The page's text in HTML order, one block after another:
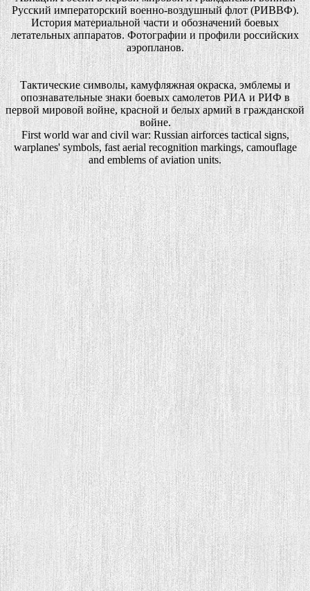
Русский императорский военно-воздушный флот (РИВВФ).
История материальной части и обозначений боевых
летательных аппаратов. Фотографии и профили российских
аэропланов.
Тактические символы, камуфляжная окраска, эмблемы и
опознавательные знаки боевых самолетов РИА и РИФ в
первой мировой войне, красной и белых армий в гражданской
войне.
First world war and civil war: Russian airforces tactical signs,
warplanes' symbols, fast aerial recognition markings, camouflage
and emblems of aviation units.